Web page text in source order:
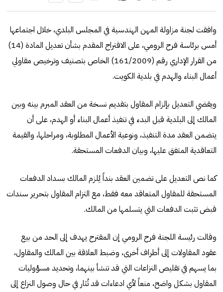
وافقت لجنة مزاولة المهن الهندسية في المجلس البلدي، خلال اجتماعها
أمس برئاسة فرح الرومي، على الاقتراح المقدم بشأن تعديل المادة (14)
من القرار الإداري رقم (161/2009) الخاص بتصنيف وترخيص مقاولي
أعمال البناء والهدم في بلدية الكويت.
ويقضي التعديل بإلزام المقاول بتقديم نسخة من العقد المبرم بينه وبين
المالك إلى البلدية قبل البدء في تنفيذ أعمال البناء أو الهدم، على أن
يتضمن العقد مدة التنفيذ، ونوعية الأعمال المطلوبة، ومراحلها، والقيمة
التعاقدية المتفق عليها، وبيان الدفعات المستحقة.
كما نص التعديل على تضمين العقد بنداً يُلزم المالك بسداد الدفعات
المستحقة للمقاول المتعاقد معه فقط، مع التزام المقاول بتحرير سندات
قبض تثبت الدفعات التي يتسلمها من المالك.
وقالت رئيسة اللجنة فرح الرومي إن المقترح يهدف إلى الحد من بيع
عقود المقاولات إلى أطراف أخرى، وضبط العلاقة بين المالك والمقاول،
بما يسهم في تقليص النزاعات التي قد تنشأ بينهما، وتحديد مسؤوليات
المقاول بشكل واضح، منعاً لأي ادعاءات قد تُثار في حال وصول النزاع إلى